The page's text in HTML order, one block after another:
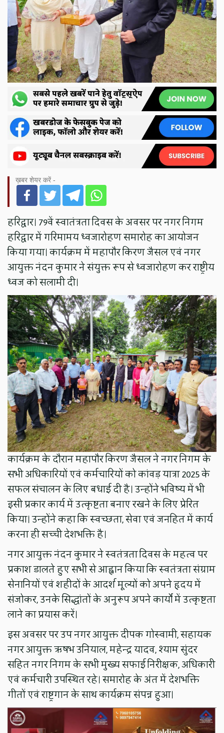
ख़बर शेयर करें -
हरिद्वार। 79वें स्वातंत्रता दिवस के अवसर पर नगर निगम
हरिद्वार में गरिमामय ध्वजारोहण समारोह का आयोजन
किया गया। कार्यक्रम में महापौर किरण जैसल एवं नगर
आयुक्त नंदन कुमार ने संयुक्त रूप से ध्वजारोहण कर राष्ट्रीय
ध्वज को सलामी दी।
कार्यक्रम के दौरान महापौर किरण जैसल ने नगर निगम के
सभी अधिकारियों एवं कर्मचारियों को कांवड़ यात्रा 2025 के
सफल संचालन के लिए बधाई दी है। उन्होंने भविष्य में भी
इसी प्रकार कार्य में उत्कृष्टता बनाए रखने के लिए प्रेरित
किया। उन्होंने कहा कि स्वच्छता, सेवा एवं जनहित में कार्य
करना ही सच्ची देशभक्ति है।
नगर आयुक्त नंदन कुमार ने स्वतंत्रता दिवस के महत्व पर
प्रकाश डालते हुए सभी से आह्वान किया कि स्वतंत्रता संग्राम
सेनानियों एवं शहीदों के आदर्श मूल्यों को अपने हृदय में
संजोकर, उनके सिद्धांतों के अनुरूप अपने कार्यों में उत्कृष्टता
लाने का प्रयास करें।
इस अवसर पर उप नगर आयुक्त दीपक गोस्वामी, सहायक
नगर आयुक्त ऋषभ उनियाल, महेन्द्र यादव, श्याम सुंदर
सहित नगर निगम के सभी मुख्य सफाई निरीक्षक, अधिकारी
एवं कर्मचारी उपस्थित रहे। समारोह के अंत में देशभक्ति
गीतों एवं राष्ट्रगान के साथ कार्यक्रम संपन्न हुआ।